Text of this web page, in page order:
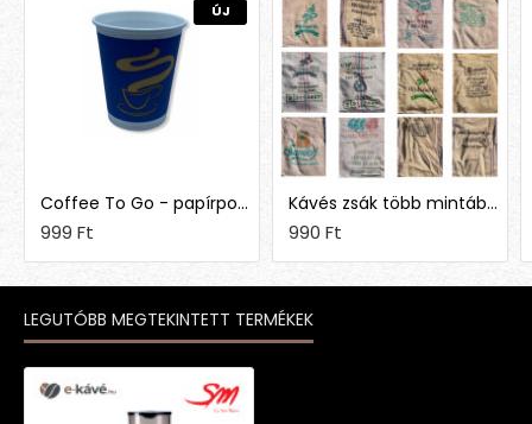
ÚJ
Coffee To Go - papírpohár 1,5 dl (50 db)
999 Ft
Kávés zsák több mintában
990 Ft
LEGUTÓBB MEGTEKINTETT TERMÉKEK